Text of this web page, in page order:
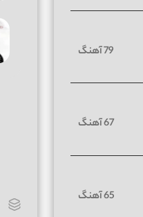
79 آهنگ
67 آهنگ
65 آهنگ